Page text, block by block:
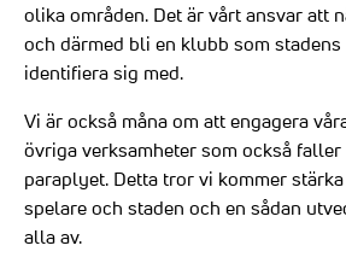
olika områden. Det är vårt ansvar att
och därmed bli en klubb som stadens
identifiera sig med.
Vi är också måna om att engagera
övriga verksamheter som också
paraplyet. Detta tror vi kommer
spelare och staden och en sådan
alla av.